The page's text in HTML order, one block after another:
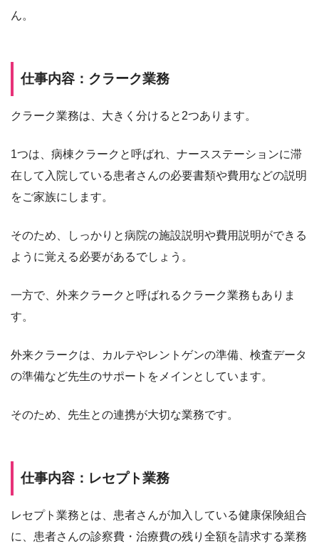
ん。
仕事内容：クラーク業務
クラーク業務は、大きく分けると2つあります。
1つは、病棟クラークと呼ばれ、ナースステーションに滞
在して入院している患者さんの必要書類や費用などの説明
をご家族にします。
そのため、しっかりと病院の施設説明や費用説明ができる
ように覚える必要があるでしょう。
一方で、外来クラークと呼ばれるクラーク業務もありま
す。
外来クラークは、カルテやレントゲンの準備、検査データ
の準備など先生のサポートをメインとしています。
そのため、先生との連携が大切な業務です。
仕事内容：レセプト業務
レセプト業務とは、患者さんが加入している健康保険組合
に、患者さんの診察費・治療費の残り全額を請求する業務